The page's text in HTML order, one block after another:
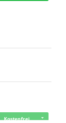
Kostenfrei